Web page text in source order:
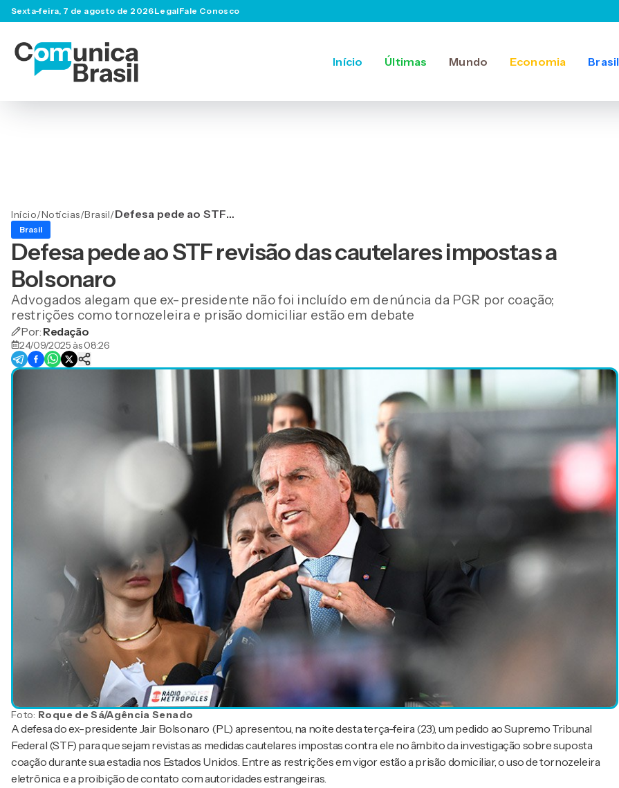
Sexta-feira, 7 de agosto de 2026LegalFale Conosco
Início Últimas Mundo Economia Brasil
Início/Notícias/Brasil/Defesa pede ao STF
impostas a Bolsonaro
Brasil
Defesa pede ao STF revisão das cautelares impostas a
Bolsonaro
Advogados alegam que ex-presidente não foi incluído em denúncia da PGR por coação;
restrições como tornozeleira e prisão domiciliar estão em debate
Por: Redação
24/09/2025 às 08:26
Foto: Roque de Sá/Agência Senado
A defesa do ex-presidente Jair Bolsonaro (PL) apresentou, na noite desta terça-feira (23), um pedido ao Supremo Tribunal
Federal (STF) para que sejam revistas as medidas cautelares impostas contra ele no âmbito da investigação sobre suposta
coação durante sua estadia nos Estados Unidos. Entre as restrições em vigor estão a prisão domiciliar, o uso de tornozeleira
eletrônica e a proibição de contato com autoridades estrangeiras.